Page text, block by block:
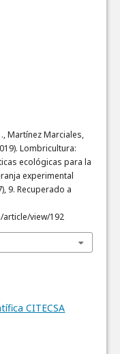
., Martínez Marciales,
Lombricultura:
ecológicas para la
experimental
9. Recuperado a
view/192
CITECSA